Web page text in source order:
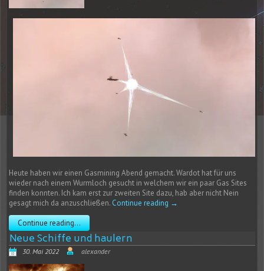
Heute haben wir einen Gasmining Abend gemacht. Wardot hat für uns
wieder nach einem Wurmloch gesucht in welchem wir ein paar Gas Sites
finden konnten. Ich kam erst zur zweiten Site dazu, hab aber nicht Nein
gesagt mich da anzuschließen. Continue reading →
Continue reading...
Neue Schiffe und haulern
30. Mai 2022 alexander